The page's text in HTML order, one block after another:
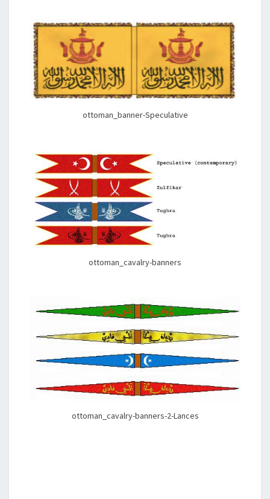
ottoman_banner-Speculative
ottoman_cavalry-banners
ottoman_cavalry-banners-2-Lances